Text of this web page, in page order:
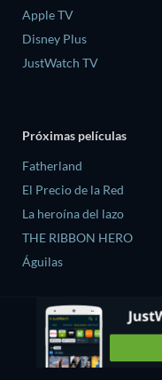
Apple TV
Disney Plus
JustWatch TV
Próximas películas
Fatherland
El Precio de la Red
La heroína del lazo
THE RIBBON HERO
Águilas